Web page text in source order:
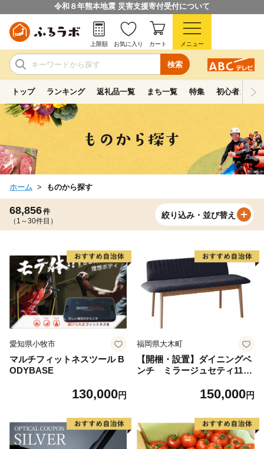
令和８年熊本地震 災害支援寄付受付について
検索
上限額 お気に入り カート メニュー
トップ ランキング 返礼品一覧 まち一覧 特集 初心者ガイド
ホーム ものから探す
68,856件
（1～30件目）
絞り込み・並び替え
愛知県小牧市
マルチフィットネスツール B
ODYBASE
130,000円
福岡県大木町
【開梱・設置】ダイニングベ
ンチ ミラージュセティ118c
ネルカブラック） AL288
150,000円